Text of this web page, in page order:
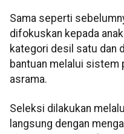
Sama seperti
difokuskan kepada
kategori desil satu dan
bantuan melalui sistem
asrama.
Seleksi dilakukan
langsung dengan